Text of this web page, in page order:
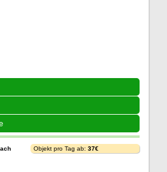
Objekt pro Tag ab: 37€